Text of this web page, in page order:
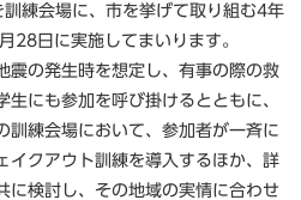
練会場に、市を挙げて取り組む4年
28日に実施してまいります。
震の発生時を想定し、有事の際の救
にも参加を呼び掛けるとともに、
訓練会場において、参加者が一斉に
イクアウト訓練を導入するほか、詳
に検討し、その地域の実情に合わせ